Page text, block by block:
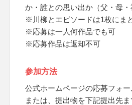
か・誰との思い出か（父・母・
※川柳とエピソードは1枚にま
※応募は一人何作品でも可
※応募作品は返却不可
参加方法
公式ホームページの応募フォ
または、提出物を下記提出先